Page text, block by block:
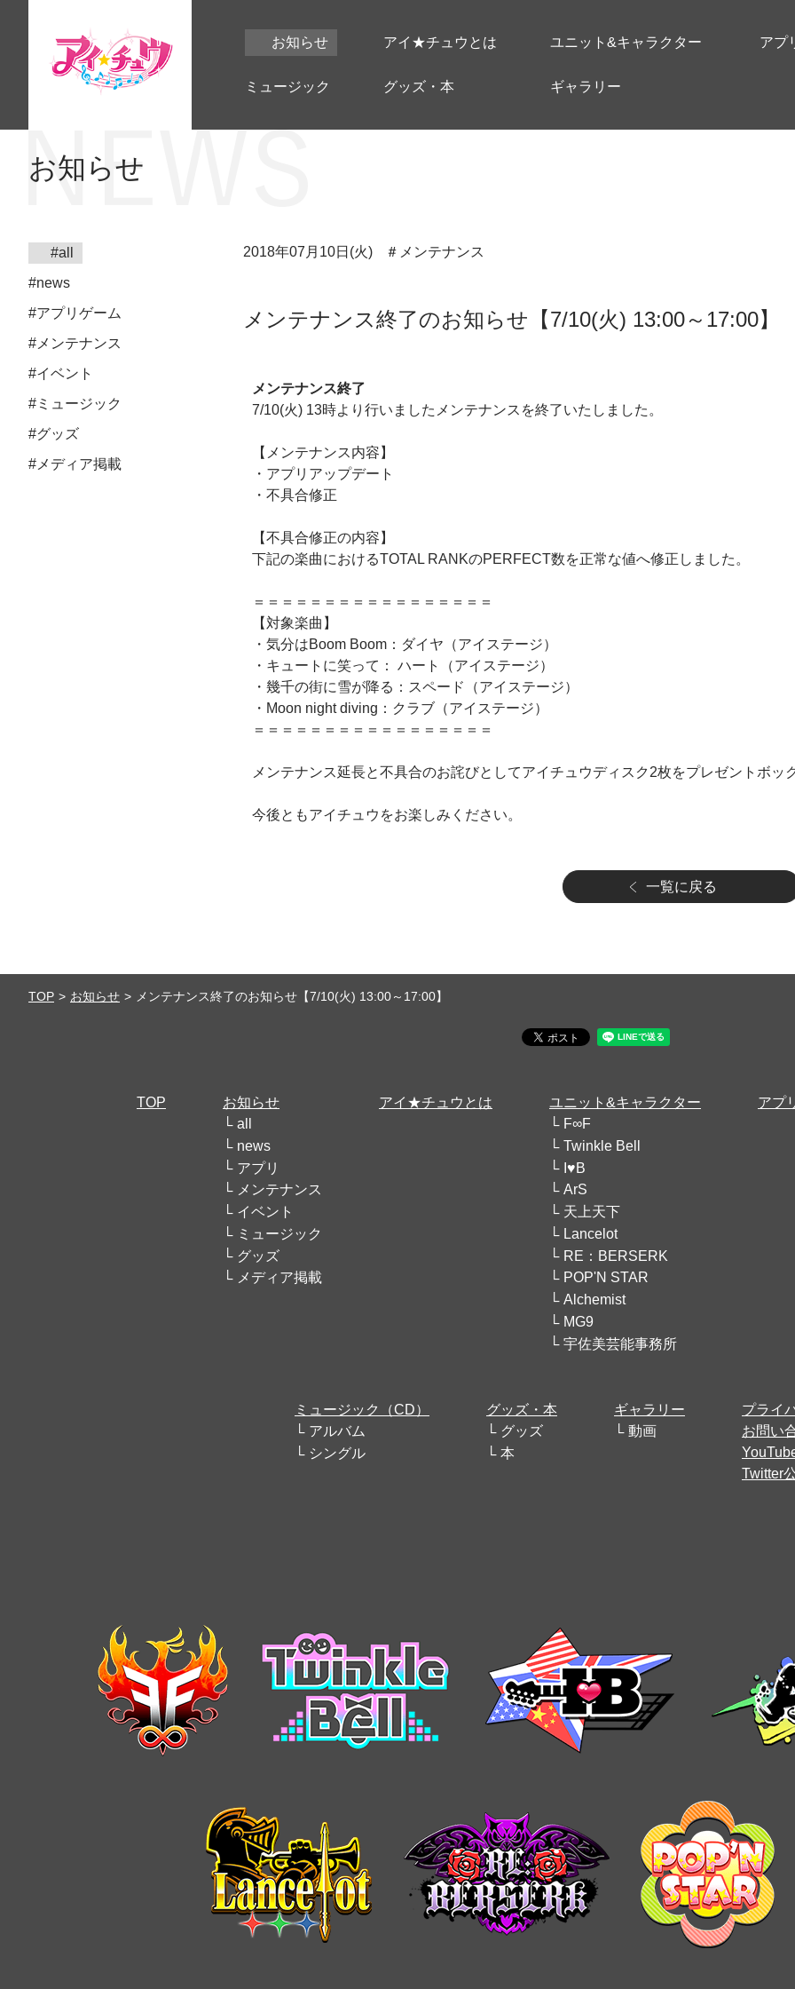
お知らせ アイ★チュウとは ユニット&キャラクター アプ
ミュージック グッズ・本 ギャラリー
お知らせ
#all
#news
#アプリゲーム
#メンテナンス
#イベント
#ミュージック
#グッズ
#メディア掲載
2018年07月10日(火) ＃メンテナンス
メンテナンス終了のお知らせ【7/10(火) 13:00～17:00】
メンテナンス終了
7/10(火) 13時より行いましたメンテナンスを終了いたしました。
【メンテナンス内容】
・アプリアップデート
・不具合修正
【不具合修正の内容】
下記の楽曲におけるTOTAL RANKのPERFECT数を正常な値へ修正しました。
＝＝＝＝＝＝＝＝＝＝＝＝＝＝＝＝＝
【対象楽曲】
・気分はBoom Boom：ダイヤ（アイステージ）
・キュートに笑って： ハート（アイステージ）
・幾千の街に雪が降る：スペード（アイステージ）
・Moon night diving：クラブ（アイステージ）
＝＝＝＝＝＝＝＝＝＝＝＝＝＝＝＝＝
メンテナンス延長と不具合のお詫びとしてアイチュウディスク2枚をプレゼントボッ
今後ともアイチュウをお楽しみください。
一覧に戻る
TOP お知らせ メンテナンス終了のお知らせ【7/10(火) 13:00～17:00】
TOP
お知らせ
all
news
アプリ
メンテナンス
イベント
ミュージック
グッズ
メディア掲載
アイ★チュウとは
ユニット&キャラクター
F∞F
Twinkle Bell
I♥B
ArS
天上天下
Lancelot
RE：BERSERK
POP'N STAR
Alchemist
MG9
宇佐美芸能事務所
アプ
ミュージック（CD）
アルバム
シングル
グッズ・本
グッズ
本
ギャラリー
動画
プライ
お問い
Twitter